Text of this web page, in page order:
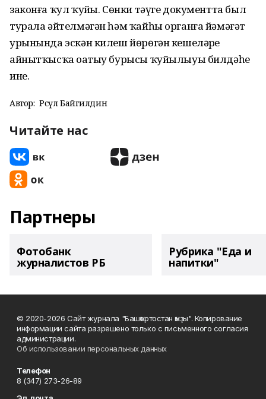
законға ҡул ҡуйҙы. Сөнки тәүге документта был
турала әйтелмәгән һәм ҡайһы органға йәмәғәт
урынында эскән килеш йөрөгән кешеләрҙе
айнытҡысҡа оҙатыу бурысы ҡуйылыуы билдәһеҙ
ине.
Автор: Рәсүл Байгилдин
Читайте нас
Партнеры
Фотобанк
журналистов РБ
Рубрика "Еда и
напитки"
© 2020-2026 Сайт журнала "Башҡортостан ҡыҙы". Копирование
информации сайта разрешено только с письменного согласия
администрации.
Об использовании персональных данных
Телефон
8 (347) 273-26-89